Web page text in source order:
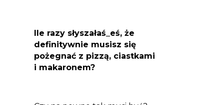
Ile razy słyszałaś_eś, że
definitywnie musisz się
pożegnać z pizzą, ciastkami
i makaronem?